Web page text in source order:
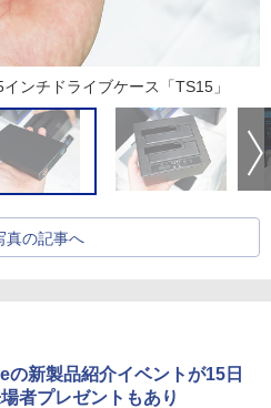
ンチドライブケース「TS15」
真の記事へ
新製品紹介イベントが15日
者プレゼントもあり